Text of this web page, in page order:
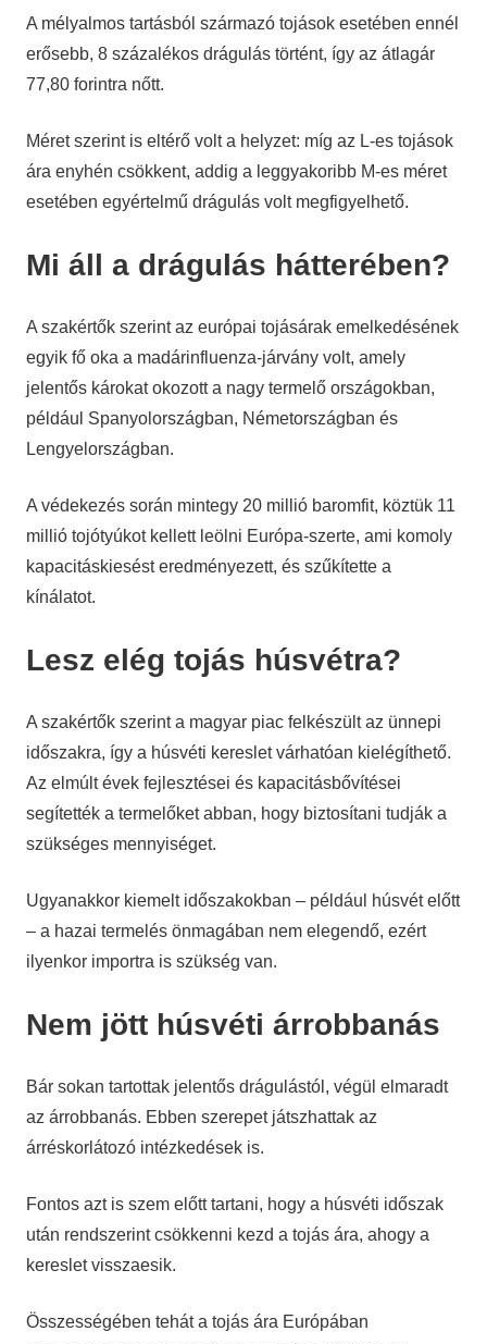
A mélyalmos tartásból származó tojások esetében ennél
erősebb, 8 százalékos drágulás történt, így az átlagár
77,80 forintra nőtt.
Méret szerint is eltérő volt a helyzet: míg az L-es tojások
ára enyhén csökkent, addig a leggyakoribb M-es méret
esetében egyértelmű drágulás volt megfigyelhető.
Mi áll a drágulás hátterében?
A szakértők szerint az európai tojásárak emelkedésének
egyik fő oka a madárinfluenza-járvány volt, amely
jelentős károkat okozott a nagy termelő országokban,
például Spanyolországban, Németországban és
Lengyelországban.
A védekezés során mintegy 20 millió baromfit, köztük 11
millió tojótyúkot kellett leölni Európa-szerte, ami komoly
kapacitáskiesést eredményezett, és szűkítette a
kínálatot.
Lesz elég tojás húsvétra?
A szakértők szerint a magyar piac felkészült az ünnepi
időszakra, így a húsvéti kereslet várhatóan kielégíthető.
Az elmúlt évek fejlesztései és kapacitásbővítései
segítették a termelőket abban, hogy biztosítani tudják a
szükséges mennyiséget.
Ugyanakkor kiemelt időszakokban – például húsvét előtt
– a hazai termelés önmagában nem elegendő, ezért
ilyenkor importra is szükség van.
Nem jött húsvéti árrobbanás
Bár sokan tartottak jelentős drágulástól, végül elmaradt
az árrobbanás. Ebben szerepet játszhattak az
árréskorlátozó intézkedések is.
Fontos azt is szem előtt tartani, hogy a húsvéti időszak
után rendszerint csökkenni kezd a tojás ára, ahogy a
kereslet visszaesik.
Összességében tehát a tojás ára Európában